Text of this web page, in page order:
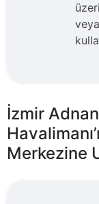
İzmir
Merkezine